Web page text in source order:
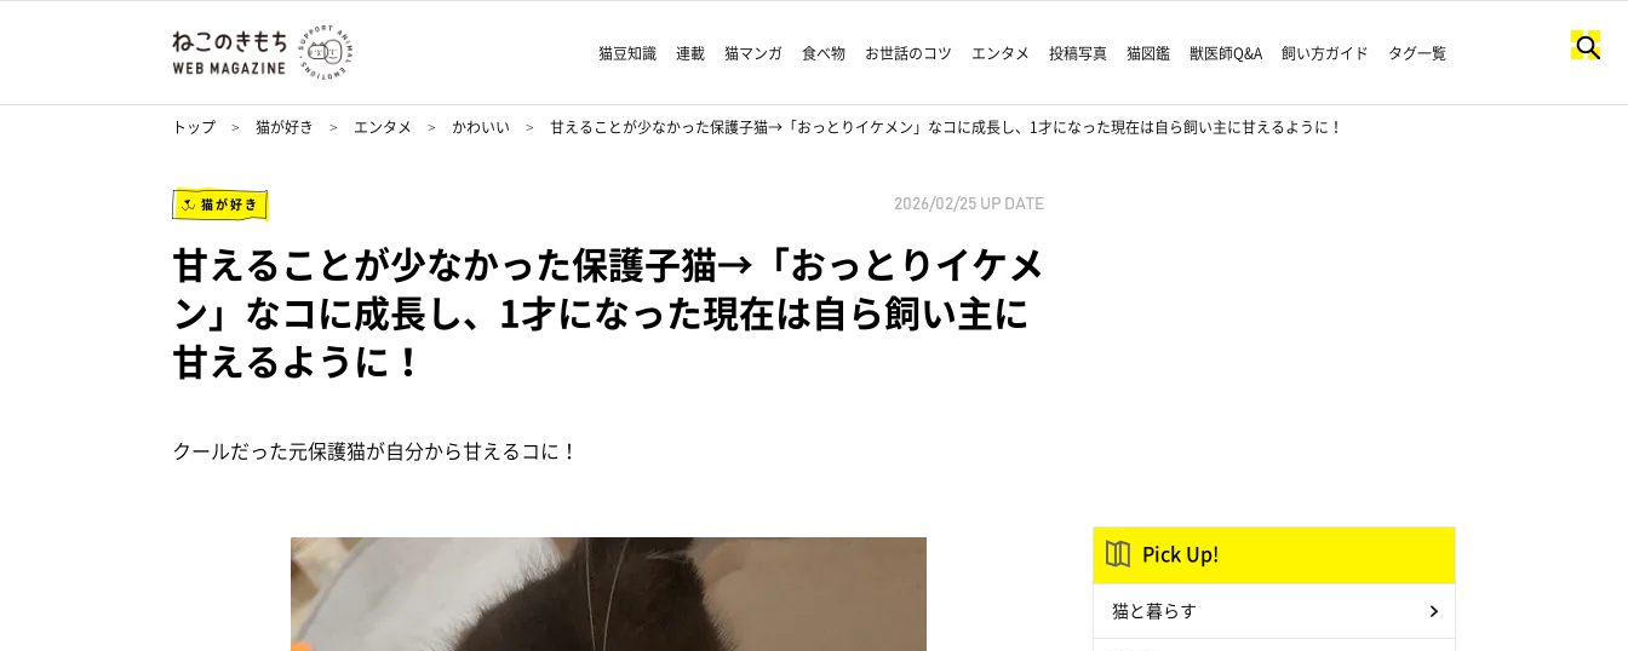
猫豆知識 連載 猫マンガ 食べ物 お世話のコツ エンタメ 投稿写真 猫図鑑 獣医師Q&A 飼い方ガイド タグ一覧
トップ 猫が好き エンタメ かわいい 甘えることが少なかった保護子猫→「おっとりイケメン」なコに成長し、1才になった現在は自ら飼い主に甘えるように！
猫が好き 2026/02/25 UP DATE
甘えることが少なかった保護子猫→「おっとりイケメ
ン」なコに成長し、1才になった現在は自ら飼い主に
甘えるように！
クールだった元保護猫が自分から甘えるコに！
Pick Up!
猫と暮らす